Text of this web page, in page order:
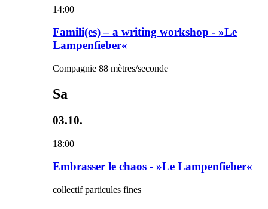
14:00
Famili(es) – a writing workshop - »Le
Lampenfieber«
Compagnie 88 mètres/seconde
Sa
03.10.
18:00
Embrasser le chaos - »Le Lampenfieber«
collectif particules fines